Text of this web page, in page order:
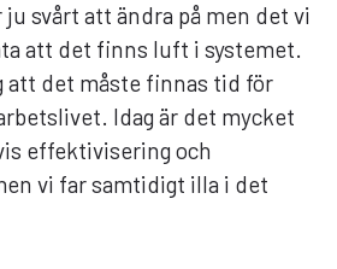
ju svårt att ändra på men det vi
att det finns luft i systemet.
att det måste finnas tid för
Idag är det mycket
effektivisering och
vi far samtidigt illa i det